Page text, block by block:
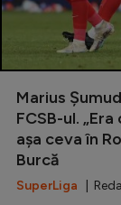
Marius
FCSB-ul.
așa ceva în
Burcă
SuperLiga |